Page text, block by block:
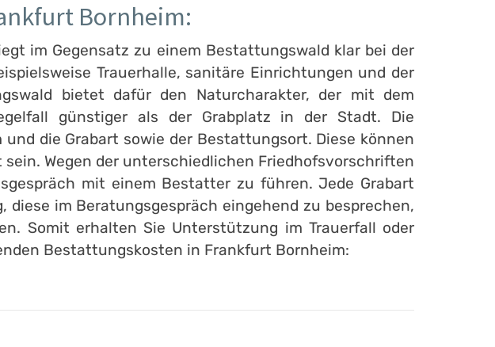
Bornheim:
im Gegensatz zu einem Bestattungswald klar bei der
Trauerhalle, sanitäre Einrichtungen und der
bietet dafür den Naturcharakter, der mit dem
günstiger als der Grabplatz in der Stadt. Die
die Grabart sowie der Bestattungsort. Diese können
Wegen der unterschiedlichen Friedhofsvorschriften
mit einem Bestatter zu führen. Jede Grabart
im Beratungsgespräch eingehend zu besprechen,
Somit erhalten Sie Unterstützung im Trauerfall oder
Bestattungskosten in Frankfurt Bornheim: